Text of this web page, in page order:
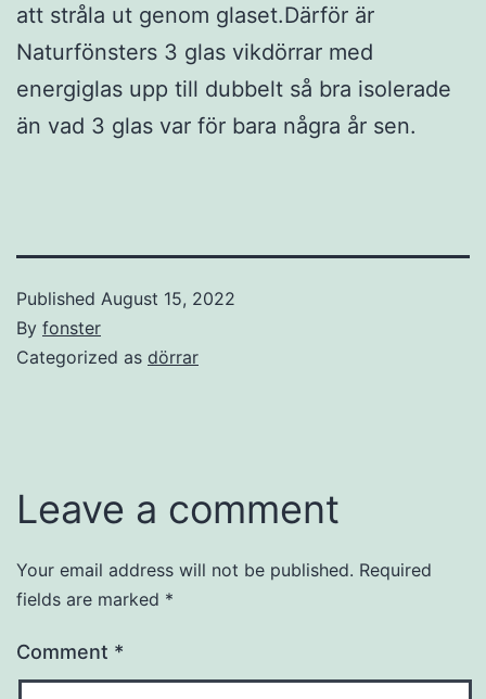
att stråla ut genom glaset.Därför är
Naturfönsters 3 glas vikdörrar med
energiglas upp till dubbelt så bra isolerade
än vad 3 glas var för bara några år sen.
Published August 15, 2022
By fonster
Categorized as dörrar
Leave a comment
Your email address will not be published. Required
fields are marked *
Comment *